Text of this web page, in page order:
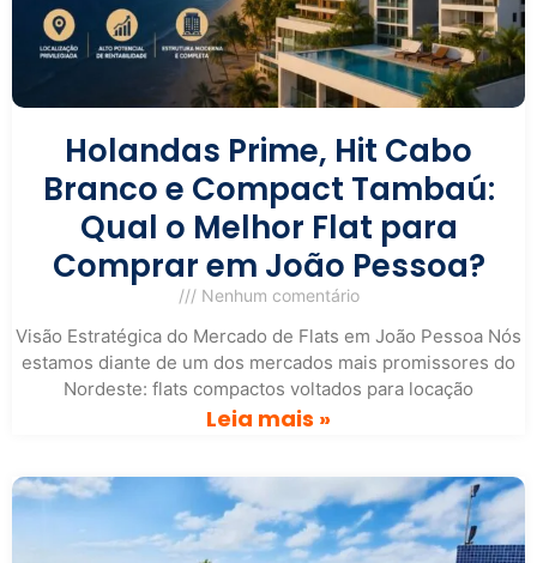
Holandas Prime, Hit Cabo
Branco e Compact Tambaú:
Qual o Melhor Flat para
Comprar em João Pessoa?
Nenhum comentário
Visão Estratégica do Mercado de Flats em João Pessoa Nós
estamos diante de um dos mercados mais promissores do
Nordeste: flats compactos voltados para locação
Leia mais »